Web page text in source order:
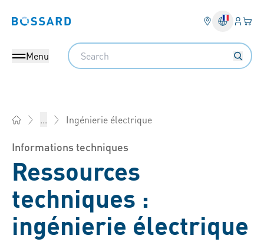
Bossard homepage
Menu
Search
... Ingénierie électrique
Informations techniques
Ressources
techniques :
ingénierie électrique